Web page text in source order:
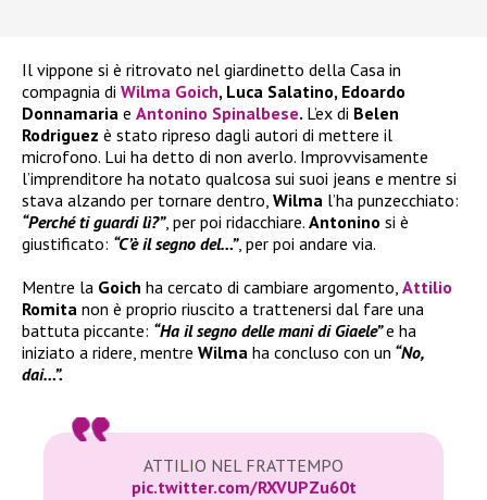
Il vippone si è ritrovato nel giardinetto della Casa in
compagnia di Wilma Goich, Luca Salatino, Edoardo
Donnamaria e Antonino Spinalbese. L’ex di Belen
Rodriguez è stato ripreso dagli autori di mettere il
microfono. Lui ha detto di non averlo. Improvvisamente
l’imprenditore ha notato qualcosa sui suoi jeans e mentre si
stava alzando per tornare dentro, Wilma l’ha punzecchiato:
“Perché ti guardi lì?”, per poi ridacchiare. Antonino si è
giustificato: “C’è il segno del…”, per poi andare via.
Mentre la Goich ha cercato di cambiare argomento, Attilio
Romita non è proprio riuscito a trattenersi dal fare una
battuta piccante: “Ha il segno delle mani di Giaele”e ha
iniziato a ridere, mentre Wilma ha concluso con un “No,
dai…”.
ATTILIO NEL FRATTEMPO
pic.twitter.com/RXVUPZu60t